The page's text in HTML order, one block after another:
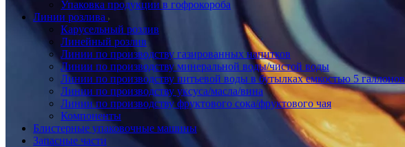
Упаковка продукции в гофрокороба
Линии розлива
Карусельный розлив
Линейный розлив
Линии по производству газированных напитков
Линии по производству минеральной воды/чистой воды
Линии по производству питьевой воды в бутылках емкостью 5 галлонов
Линии по производству уксуса/масла/вина
Линии по производству фруктового сока/фруктового чая
Компоненты
Блистерные упаковочные машины
Запасные части